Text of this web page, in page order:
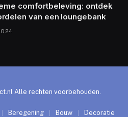
comfortbeleving: ontdek
van een loungebank
Alle rechten voorbehouden.
Beregening Bouw
Decoratie